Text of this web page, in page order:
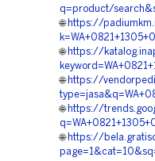
q=product/
🌐 https://
🌐 https://
🌐 https://
🌐 https://
🌐 https://